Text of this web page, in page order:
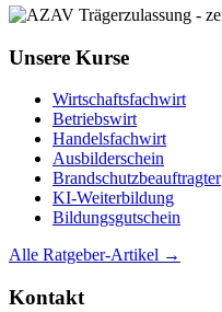
Unsere Kurse
Wirtschaftsfachwirt
Betriebswirt
Handelsfachwirt
Ausbilderschein
Brandschutzbeauftragter
KI-Weiterbildung
Bildungsgutschein
Alle Ratgeber-Artikel →
Kontakt